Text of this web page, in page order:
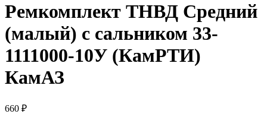
Ремкомплект ТНВД Средний
(малый) с сальником 33-
1111000-10У (КамРТИ)
КамАЗ
660 ₽